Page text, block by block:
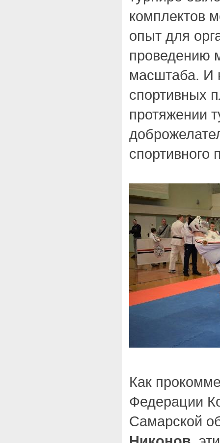
комплектов
опыт для
проведению
масштаба. И
спортивных
протяжении
спортивного
Как
Федерации
Самарской